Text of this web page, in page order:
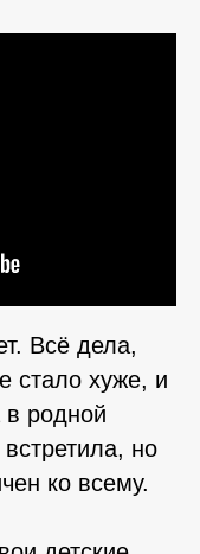
Всё дела,
стало хуже, и
в родной
но
ко всему.